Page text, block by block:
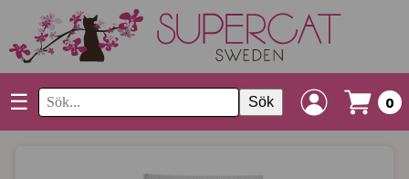
☰ Sök 0